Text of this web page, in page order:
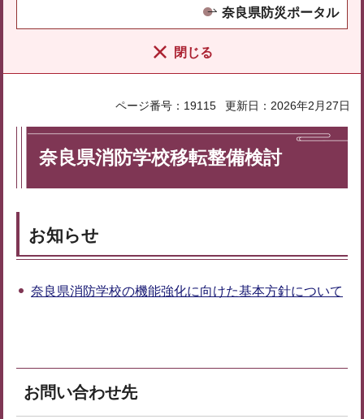
奈良県防災ポータル
閉じる
ページ番号：19115 更新日：2026年2月27日
奈良県消防学校移転整備検討
お知らせ
奈良県消防学校の機能強化に向けた基本方針について
お問い合わせ先